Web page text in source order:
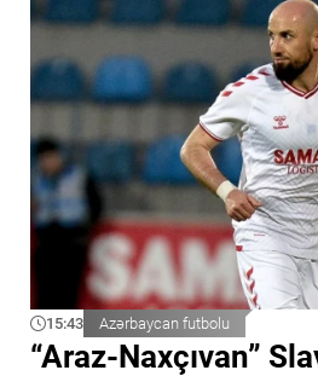
15:43 Azərbaycan futbolu
“Araz-Naxçıvan”